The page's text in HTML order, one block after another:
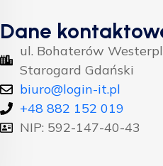
Dane
ul. Bohaterów
Starogard Gdański
biuro@login-it.pl
+48 882 152 019
NIP: 592-147-40-43